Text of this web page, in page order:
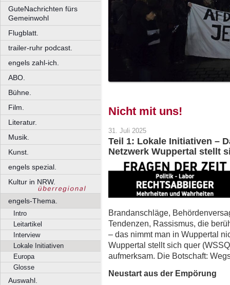
GuteNachrichten fürs
Gemeinwohl
Flugblatt.
trailer-ruhr podcast.
engels zahl-ich.
ABO.
Bühne.
Film.
Literatur.
Musik.
Kunst.
engels spezial.
Kultur in NRW.
engels-Thema.
Intro
Leitartikel
Interview
Lokale Initiativen
Europa
Glosse
Auswahl.
Nicht mit uns!
31. Juli 2025
Teil 1: Lokale Initiativen –
Netzwerk Wuppertal stellt
Brandanschläge,
Tendenzen, Rassismus, die
– das nimmt man in Wuppertal
Wuppertal stellt sich quer
aufmerksam. Die Botschaft:
Neustart aus der Empörung